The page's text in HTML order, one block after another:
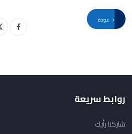
روابط سريعة
شاركنا رأيك